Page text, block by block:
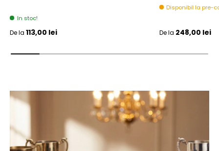
In stoc!
Pret initial
De la 113,00 lei
Disponibil la pre-
Pret initial
De la 248,00 lei